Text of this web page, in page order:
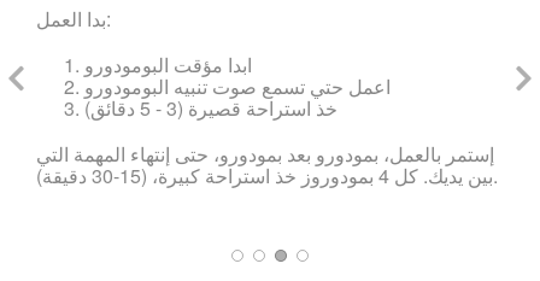
بدا العمل:
ابدا مؤقت البومودورو
اعمل حتي تسمع صوت تنبيه البومودورو
خذ استراحة قصيرة (3 - 5 دقائق)
إستمر بالعمل، بمودورو بعد بمودورو، حتى إنتهاء المهمة التي
بين يديك. كل 4 بمودوروز خذ استراحة كبيرة، (15-30 دقيقة).